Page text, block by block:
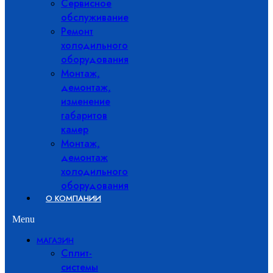
Сервисное
обслуживание
Ремонт
холодильного
оборудования
Монтаж,
демонтаж,
изменение
габаритов
камер
Монтаж,
демонтаж
холодильного
оборудования
О КОМПАНИИ
Menu
МАГАЗИН
Сплит-
системы